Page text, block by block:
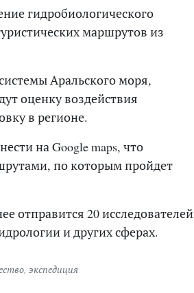
гидробиологического
маршрутов из
Аральского моря,
оценку воздействия
в регионе.
на Google maps, что
по которым пройдет
отправится 20 исследователей
и других сферах.
экспедиция